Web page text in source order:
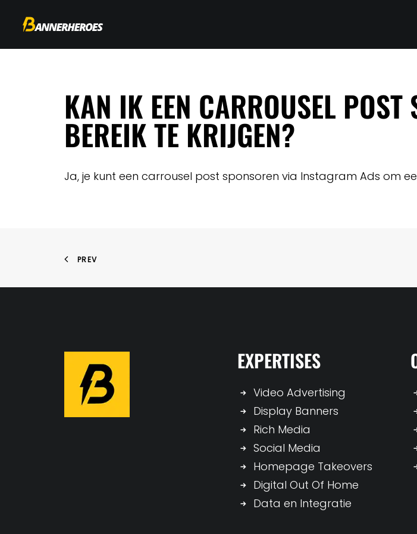
KAN IK EEN CARROUSEL POST
BEREIK TE KRIJGEN?
Ja, je kunt een carrousel post sponsoren via Instagram Ads om
PREV
EXPERTISES
Video Advertising
Display Banners
Rich Media
Social Media
Homepage Takeovers
Digital Out Of Home
Data en Integratie